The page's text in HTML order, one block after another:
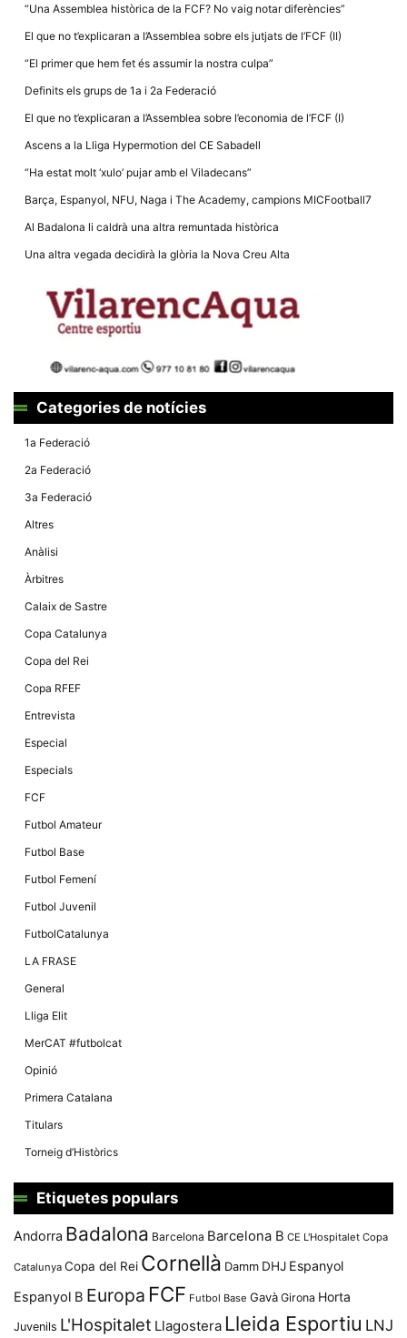
“Una Assemblea històrica de la FCF? No vaig notar diferències”
El que no t’explicaran a l’Assemblea sobre els jutjats de l’FCF (II)
“El primer que hem fet és assumir la nostra culpa”
Definits els grups de 1a i 2a Federació
El que no t’explicaran a l’Assemblea sobre l’economia de l’FCF (I)
Ascens a la Lliga Hypermotion del CE Sabadell
“Ha estat molt ‘xulo’ pujar amb el Viladecans”
Barça, Espanyol, NFU, Naga i The Academy, campions MICFootball7
Al Badalona li caldrà una altra remuntada històrica
Una altra vegada decidirà la glòria la Nova Creu Alta
Categories de notícies
1a Federació
2a Federació
3a Federació
Altres
Anàlisi
Àrbitres
Calaix de Sastre
Copa Catalunya
Copa del Rei
Copa RFEF
Entrevista
Especial
Especials
FCF
Futbol Amateur
Futbol Base
Futbol Femení
Futbol Juvenil
FutbolCatalunya
LA FRASE
General
Lliga Elit
MerCAT #futbolcat
Opinió
Primera Catalana
Titulars
Torneig d’Històrics
Etiquetes populars
Andorra Badalona Barcelona Barcelona B CE L'Hospitalet Copa
Catalunya Copa del Rei Cornellà Damm DHJ Espanyol
Espanyol B Europa FCF Futbol Base Gavà Girona Horta
Juvenils L'Hospitalet Llagostera Lleida Esportiu LNJ
bé com sigui
rebutja
cookies
del lloc web.
Màrqueting
els teus
comportament
navegues pel
incrementes
la possibilitat
de mirar
ofertes i
personalitzat.